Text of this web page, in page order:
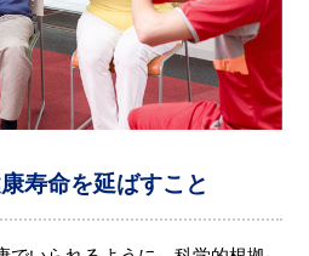
寿命を延ばすこと